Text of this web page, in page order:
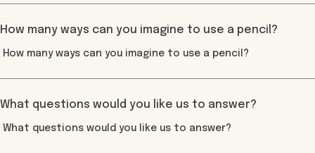
How many ways can you imagine to use a pencil?
What questions would you like us to answer?